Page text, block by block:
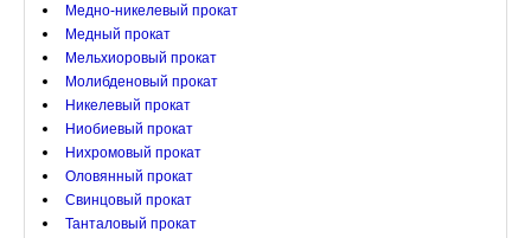
Медно-никелевый прокат
Медный прокат
Мельхиоровый прокат
Молибденовый прокат
Никелевый прокат
Ниобиевый прокат
Нихромовый прокат
Оловянный прокат
Свинцовый прокат
Танталовый прокат